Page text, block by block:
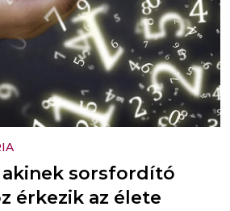
sorsfordító
érkezik az élete